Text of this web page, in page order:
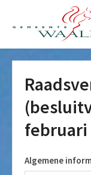
februari
Algemene